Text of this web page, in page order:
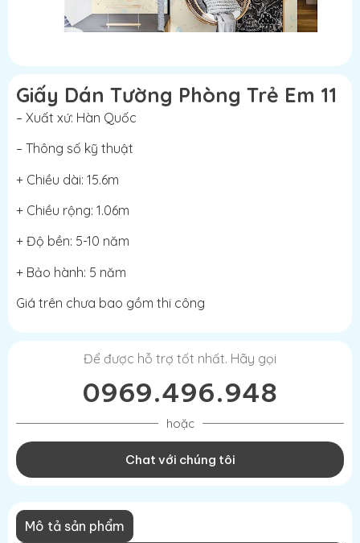
Giấy Dán Tường Phòng Trẻ Em 11
– Xuất xứ: Hàn Quốc
– Thông số kỹ thuật
+ Chiều dài: 15.6m
+ Chiều rộng: 1.06m
+ Độ bền: 5-10 năm
+ Bảo hành: 5 năm
Giá trên chưa bao gồm thi công
Để được hỗ trợ tốt nhất. Hãy gọi
0969.496.948
hoặc
Chat với chúng tôi
Mô tả sản phẩm